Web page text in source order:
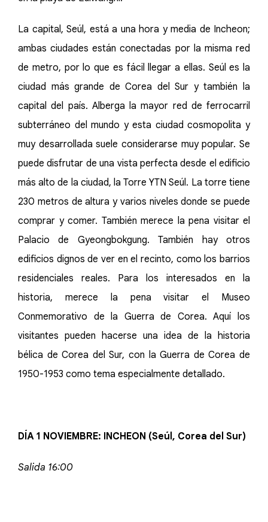
La capital, Seúl, está a una hora y media de Incheon;
ambas ciudades están conectadas por la misma red
de metro, por lo que es fácil llegar a ellas. Seúl es la
ciudad más grande de Corea del Sur y también la
capital del país. Alberga la mayor red de ferrocarril
subterráneo del mundo y esta ciudad cosmopolita y
muy desarrollada suele considerarse muy popular. Se
puede disfrutar de una vista perfecta desde el edificio
más alto de la ciudad, la Torre YTN Seúl. La torre tiene
230 metros de altura y varios niveles donde se puede
comprar y comer. También merece la pena visitar el
Palacio de Gyeongbokgung. También hay otros
edificios dignos de ver en el recinto, como los barrios
residenciales reales. Para los interesados en la
historia, merece la pena visitar el Museo
Conmemorativo de la Guerra de Corea. Aquí los
visitantes pueden hacerse una idea de la historia
bélica de Corea del Sur, con la Guerra de Corea de
1950-1953 como tema especialmente detallado.
DÍA 1 NOVIEMBRE: INCHEON (Seúl, Corea del Sur)
Salida 16:00